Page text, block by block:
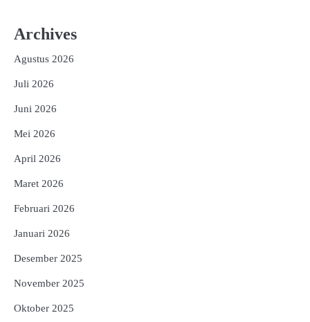
Archives
Agustus 2026
Juli 2026
Juni 2026
Mei 2026
April 2026
Maret 2026
Februari 2026
Januari 2026
Desember 2025
November 2025
Oktober 2025